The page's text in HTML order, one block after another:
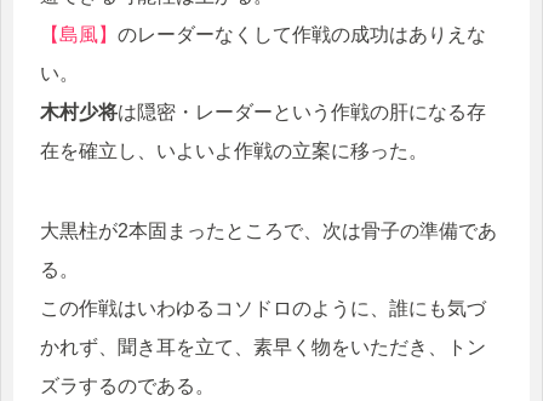
【島風】 のレーダーなくして作戦の成功はありえな
い。
木村少将は隠密・レーダーという作戦の肝になる存
在を確立し、いよいよ作戦の立案に移った。
大黒柱が2本固まったところで、次は骨子の準備であ
る。
この作戦はいわゆるコソドロのように、誰にも気づ
かれず、聞き耳を立て、素早く物をいただき、トン
ズラするのである。